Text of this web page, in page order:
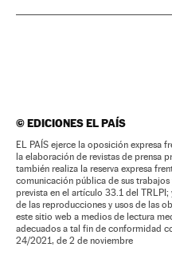
©EDICIONES EL PAÍS
EL PAÍS ejerce la oposición expresa
la elaboración de revistas de prensa
también realiza la reserva expresa
comunicación pública de sus
prevista en el artículo 33.1 del TRLPI;
de las reproducciones y usos de las
este sitio web a medios de lectura
adecuados a tal fin de conformidad
24/2021, de 2 de noviembre